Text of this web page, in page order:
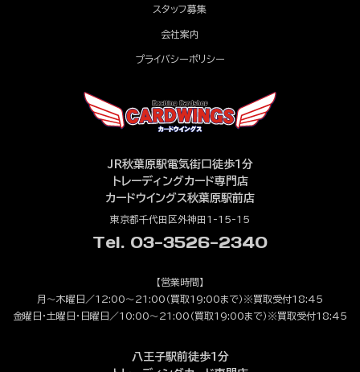
スタッフ募集
会社案内
プライバシーポリシー
JR秋葉原駅電気街口徒歩1分
トレーディングカード専門店
カードウイングス秋葉原駅前店
東京都千代田区外神田1-15-15
Tel. 03-3526-2340
【営業時間】
月～木曜日／12:00～21:00（買取19:00まで）※買取受付18:45
金曜日・土曜日・日曜日／10:00～21:00（買取19:00まで）※買取受付18:45
八王子駅前徒歩1分